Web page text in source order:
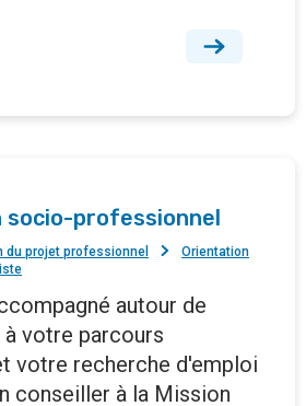
socio-professionnel
du projet professionnel
Orientation
autour de
votre parcours
votre recherche d'emploi
conseiller à la Mission